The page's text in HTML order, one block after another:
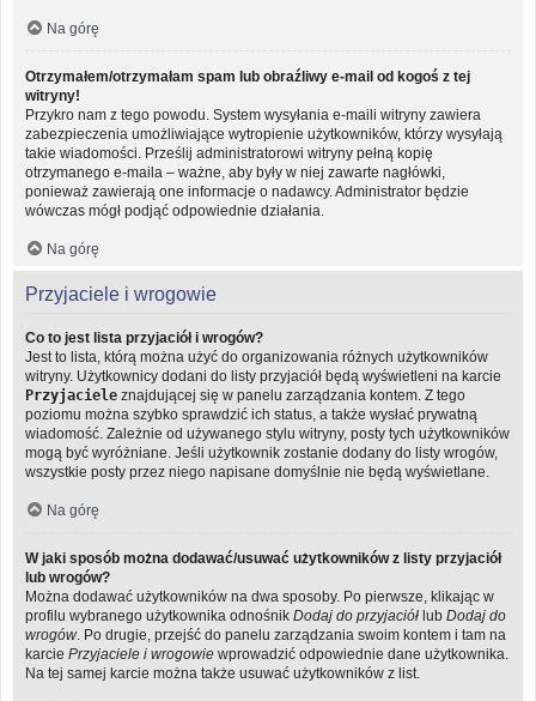
Na górę
Otrzymałem/otrzymałam spam lub obraźliwy e-mail od kogoś z tej
witryny!
Przykro nam z tego powodu. System wysyłania e-maili witryny zawiera
zabezpieczenia umożliwiające wytropienie użytkowników, którzy wysyłają
takie wiadomości. Prześlij administratorowi witryny pełną kopię
otrzymanego e-maila – ważne, aby były w niej zawarte nagłówki,
ponieważ zawierają one informacje o nadawcy. Administrator będzie
wówczas mógł podjąć odpowiednie działania.
Na górę
Przyjaciele i wrogowie
Co to jest lista przyjaciół i wrogów?
Jest to lista, którą można użyć do organizowania różnych użytkowników
witryny. Użytkownicy dodani do listy przyjaciół będą wyświetleni na karcie
Przyjaciele znajdującej się w panelu zarządzania kontem. Z tego
poziomu można szybko sprawdzić ich status, a także wysłać prywatną
wiadomość. Zależnie od używanego stylu witryny, posty tych użytkowników
mogą być wyróżniane. Jeśli użytkownik zostanie dodany do listy wrogów,
wszystkie posty przez niego napisane domyślnie nie będą wyświetlane.
Na górę
W jaki sposób można dodawać/usuwać użytkowników z listy przyjaciół
lub wrogów?
Można dodawać użytkowników na dwa sposoby. Po pierwsze, klikając w
profilu wybranego użytkownika odnośnik Dodaj do przyjaciół lub Dodaj do
wrogów . Po drugie, przejść do panelu zarządzania swoim kontem i tam na
karcie Przyjaciele i wrogowie wprowadzić odpowiednie dane użytkownika.
Na tej samej karcie można także usuwać użytkowników z list.